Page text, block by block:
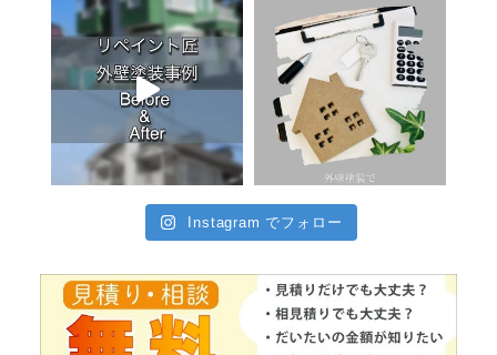
Instagram でフォロー